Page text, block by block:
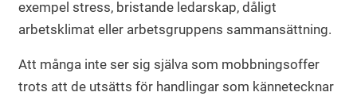
exempel stress, bristande ledarskap, dåligt
arbetsklimat eller arbetsgruppens sammansättning.
Att många inte ser sig själva som mobbningsoffer
trots att de utsätts för handlingar som kännetecknar